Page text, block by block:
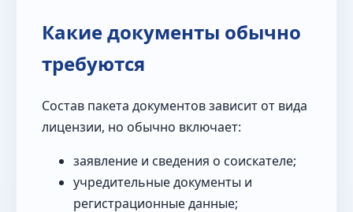
Какие документы обычно
требуются
Состав пакета документов зависит от вида
лицензии, но обычно включает:
заявление и сведения о соискателе;
учредительные документы и
регистрационные данные;